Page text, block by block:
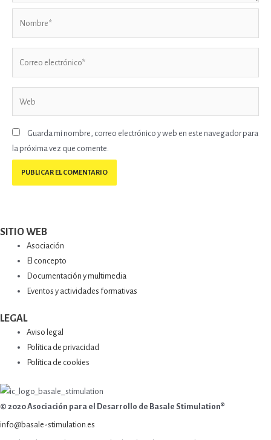
Guarda mi nombre, correo electrónico y web en este navegador para
la próxima vez que comente.
SITIO WEB
Asociación
El concepto
Documentación y multimedia
Eventos y actividades formativas
LEGAL
Aviso legal
Política de privacidad
Política de cookies
© 2020 Asociación para el Desarrollo de Basale Stimulation®
info@basale-stimulation.es